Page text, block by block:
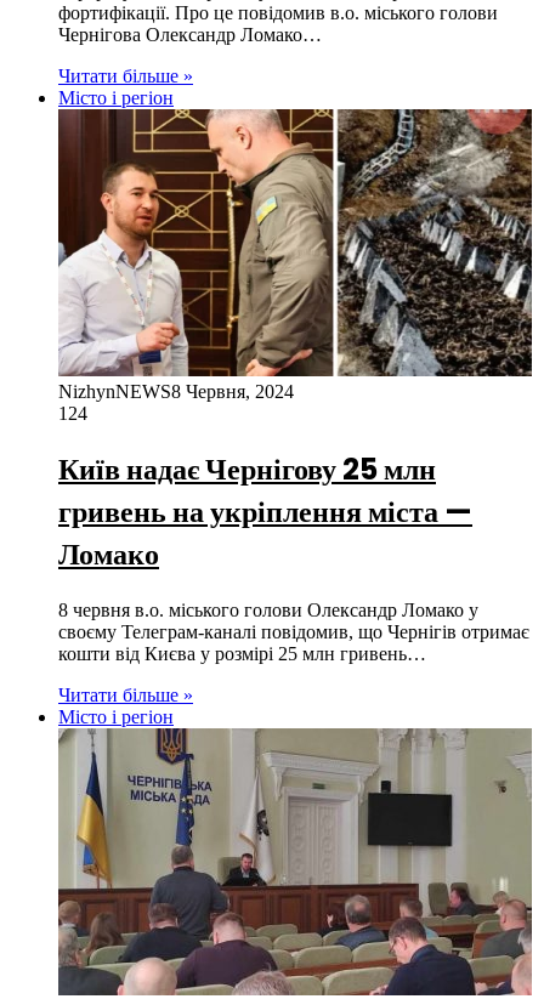
фортифікації. Про це повідомив в.о. міського голови
Чернігова Олександр Ломако…
Читати більше »
Місто і регіон
NizhynNEWS8 Червня, 2024
124
Київ надає Чернігову 25 млн
гривень на укріплення міста —
Ломако
8 червня в.о. міського голови Олександр Ломако у
своєму Телеграм-каналі повідомив, що Чернігів отримає
кошти від Києва у розмірі 25 млн гривень…
Читати більше »
Місто і регіон